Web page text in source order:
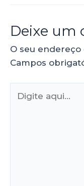
Deixe um
O seu
Campos